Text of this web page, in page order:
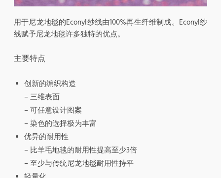
用于尼龙地毯的Econyl纱线由100%再生纤维制成。Econyl纱
线赋予尼龙地毯许多独特的优点。
主要特点
创新的编织构造
– 三维表面
– 可任意设计图案
– 染色的选择极为丰富
优异的耐用性
– 比羊毛地毯的耐用性提高至少3倍
– 至少与传统尼龙地毯耐用性持平